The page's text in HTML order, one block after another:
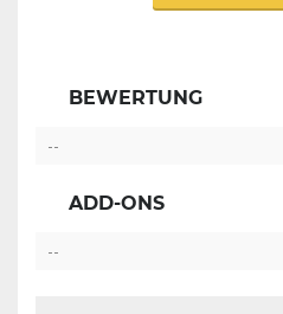
BEWERTUNG
--
ADD-ONS
--